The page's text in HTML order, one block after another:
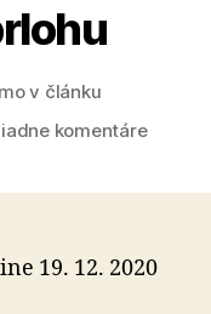
v článku
komentárena
19. 12. 2020